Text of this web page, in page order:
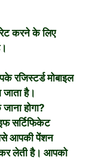
करने के लिए
रजिस्टर्ड मोबाइल
है।
होगा?
सर्टिफिकेट
आपकी पेंशन
लेती है। आपको